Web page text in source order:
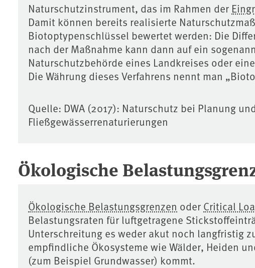
Naturschutzinstrument, das im Rahmen der
Damit können bereits realisierte
Biotoptypenschlüssel bewertet werden: Die
nach der Maßnahme kann dann auf ein
Naturschutzbehörde eines Landkreises oder
Die Währung dieses Verfahrens nennt man
Quelle: DWA (2017): Naturschutz bei Planung
Fließgewässerrenaturierungen
Ökologische
Ökologische Belastungsgrenzen oder Critical
Belastungsraten für luftgetragene
Unterschreitung es weder akut noch langfristig
empfindliche Ökosysteme wie Wälder, Heiden
(zum Beispiel Grundwasser) kommt.